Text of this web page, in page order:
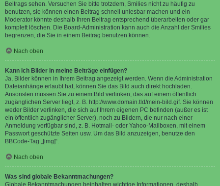
Beitrags sehen. Versuchen Sie bitte trotzdem, Smilies nicht zu häufig zu
benutzen, sie können einen Beitrag schnell unlesbar machen und ein
Moderator könnte deshalb Ihren Beitrag entsprechend überarbeiten oder gar
komplett löschen. Die Board-Administration kann auch die Anzahl der Smilies
begrenzen, die Sie in einem Beitrag benutzen können.
Nach oben
Kann ich Bilder in meine Beiträge einfügen?
Ja, Bilder können in Ihrem Beitrag angezeigt werden. Wenn die Administration
Dateianhänge erlaubt hat, können Sie das Bild auch direkt hochladen.
Ansonsten müssen Sie zu einem Bild verlinken, das auf einem öffentlich
zugänglichen Server liegt, z. B. http://www.domain.tld/mein-bild.gif. Sie können
weder Bilder verlinken, die sich auf Ihrem eigenen PC befinden (außer es ist
ein öffentlich zugänglicher Server), noch zu Bildern, die nur nach einer
Anmeldung verfügbar sind, z. B. Hotmail- oder Yahoo-Mailboxen, mit einem
Passwort geschützte Seiten usw. Um das Bild anzuzeigen, benutze den
BBCode-Tag „[img]“.
Nach oben
Was sind globale Bekanntmachungen?
Globale Bekanntmachungen beinhalten wichtige Informationen, deshalb